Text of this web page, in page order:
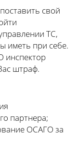
свой
ТС,
иметь при себе.
инспектор
штраф.
партнера;
ОСАГО за